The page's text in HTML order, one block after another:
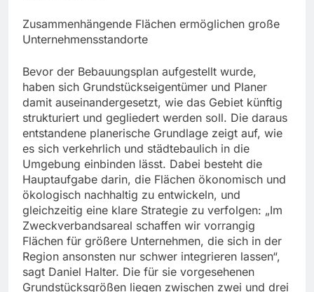
Zusammenhängende Flächen ermöglichen große
Unternehmensstandorte
Bevor der Bebauungsplan aufgestellt wurde,
haben sich Grundstückseigentümer und Planer
damit auseinandergesetzt, wie das Gebiet künftig
strukturiert und gegliedert werden soll. Die daraus
entstandene planerische Grundlage zeigt auf, wie
es sich verkehrlich und städtebaulich in die
Umgebung einbinden lässt. Dabei besteht die
Hauptaufgabe darin, die Flächen ökonomisch und
ökologisch nachhaltig zu entwickeln, und
gleichzeitig eine klare Strategie zu verfolgen: „Im
Zweckverbandsareal schaffen wir vorrangig
Flächen für größere Unternehmen, die sich in der
Region ansonsten nur schwer integrieren lassen“,
sagt Daniel Halter. Die für sie vorgesehenen
Grundstücksgrößen liegen zwischen zwei und drei